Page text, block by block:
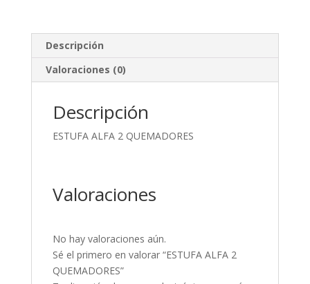
Descripción
Valoraciones (0)
Descripción
ESTUFA ALFA 2 QUEMADORES
Valoraciones
No hay valoraciones aún.
Sé el primero en valorar “ESTUFA ALFA 2
QUEMADORES”